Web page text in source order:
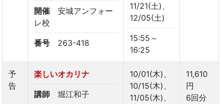
開催
安城アンフォー
レ校
番号 263-418
11/21(土)、
12/05(土)
15:55～
16:25
予
告
楽しいオカリナ
講師 堀江和子
10/01(木)、
10/15(木)、
11/05(木)、
11,610
円
6回分